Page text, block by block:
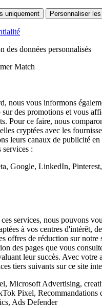
uniquement Personnaliser
des données personnalisés
Match
nous vous informons
des promotions et vous
Pour ce faire, nous
cryptées avec les
leurs canaux de publicité
services :
Google, LinkedIn,
services, nous pouvons
à vos centres d'intérêt,
offres de réduction sur notre
des pages que vous
leur succès. Avec votre
tiers suivants sur ce site
Microsoft Advertising,
Pixel, Recommandations
Ads Defender